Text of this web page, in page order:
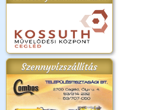
Szennyvízszállítás
2018.
Kossuth Toborzó
Ünnepély
Szent István Ünnepe
(2017. 08. 20.)